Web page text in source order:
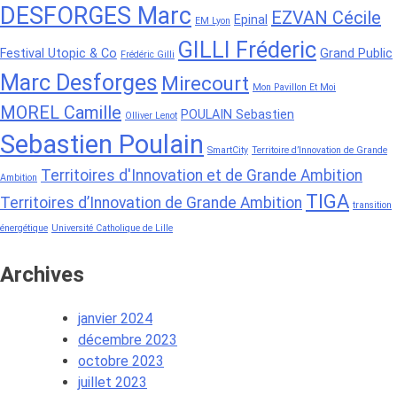
DESFORGES Marc EM Lyon Epinal EZVAN Cécile
Festival Utopic & Co Frédéric Gilli GILLI Fréderic Grand Public
Marc Desforges Mirecourt Mon Pavillon Et Moi
MOREL Camille Olliver Lenot POULAIN Sebastien
Sebastien Poulain SmartCity Territoire d’Innovation de Grande
Ambition Territoires d'Innovation et de Grande Ambition
Territoires d’Innovation de Grande Ambition TIGA transition
énergétique Université Catholique de Lille
Archives
janvier 2024
décembre 2023
octobre 2023
juillet 2023